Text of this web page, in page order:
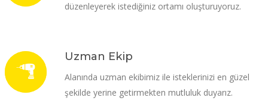
düzenleyerek istediğiniz ortamı oluşturuyoruz.
Uzman Ekip
Alanında uzman ekibimiz ile isteklerinizi en güzel
şekilde yerine getirmekten mutluluk duyarız.